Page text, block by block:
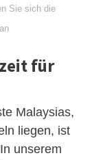
Sie sich die
für
Malaysias,
liegen, ist
unserem